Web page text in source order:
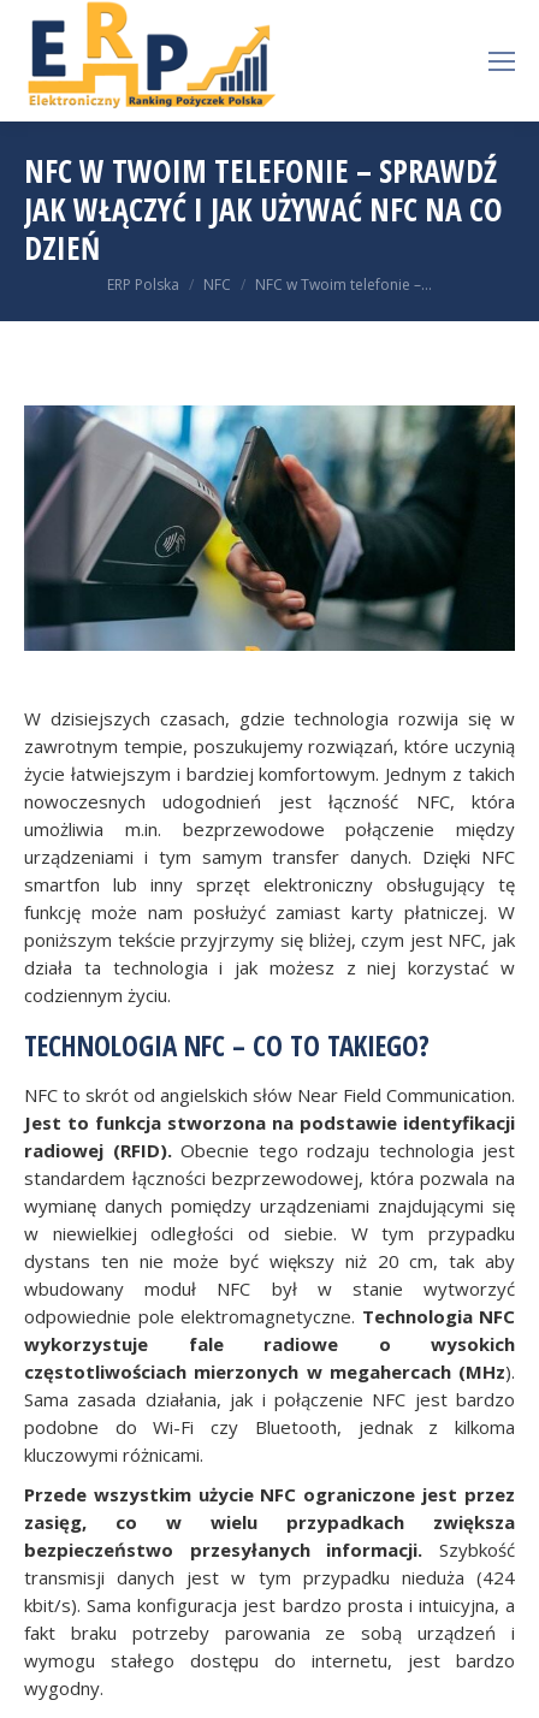
NFC W TWOIM TELEFONIE – SPRAWDŹ
JAK WŁĄCZYĆ I JAK UŻYWAĆ NFC NA CO
DZIEŃ
You are here:
ERP Polska NFC NFC w Twoim telefonie –…
W dzisiejszych czasach, gdzie technologia rozwija się w
zawrotnym tempie, poszukujemy rozwiązań, które uczynią
życie łatwiejszym i bardziej komfortowym. Jednym z takich
nowoczesnych udogodnień jest łączność NFC, która
umożliwia m.in. bezprzewodowe połączenie między
urządzeniami i tym samym transfer danych. Dzięki NFC
smartfon lub inny sprzęt elektroniczny obsługujący tę
funkcję może nam posłużyć zamiast karty płatniczej. W
poniższym tekście przyjrzymy się bliżej, czym jest NFC, jak
działa ta technologia i jak możesz z niej korzystać w
codziennym życiu.
TECHNOLOGIA NFC – CO TO TAKIEGO?
NFC to skrót od angielskich słów Near Field Communication.
Jest to funkcja stworzona na podstawie identyfikacji
radiowej (RFID).Obecnie tego rodzaju technologia jest
standardem łączności bezprzewodowej, która pozwala na
wymianę danych pomiędzy urządzeniami znajdującymi się
w niewielkiej odległości od siebie. W tym przypadku
dystans ten nie może być większy niż 20 cm, tak aby
wbudowany moduł NFC był w stanie wytworzyć
odpowiednie pole elektromagnetyczne. Technologia NFC
wykorzystuje fale radiowe o wysokich
częstotliwościach mierzonych w megahercach (MHz).
Sama zasada działania, jak i połączenie NFC jest bardzo
podobne do Wi-Fi czy Bluetooth, jednak z kilkoma
kluczowymi różnicami.
Przede wszystkim użycie NFC ograniczone jest przez
zasięg, co w wielu przypadkach zwiększa
bezpieczeństwo przesyłanych informacji. Szybkość
transmisji danych jest w tym przypadku nieduża (424
kbit/s). Sama konfiguracja jest bardzo prosta i intuicyjna, a
fakt braku potrzeby parowania ze sobą urządzeń i
wymogu stałego dostępu do internetu, jest bardzo
wygodny.